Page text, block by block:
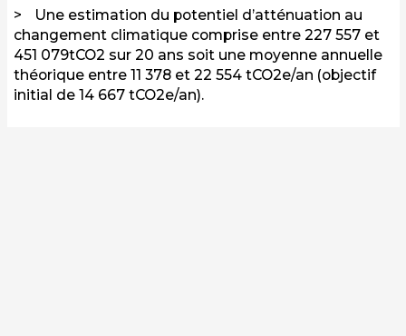
Une estimation du potentiel d’atténuation au
changement climatique comprise entre 227 557 et
451 079tCO2 sur 20 ans soit une moyenne annuelle
théorique entre 11 378 et 22 554 tCO2e/an (objectif
initial de 14 667 tCO2e/an).